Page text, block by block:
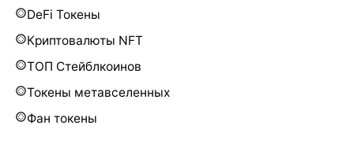
DeFi Токены
Криптовалюты NFT
ТОП Стейблкоинов
Токены метавселенных
Фан токены